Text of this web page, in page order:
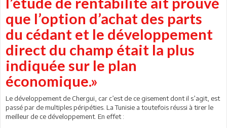
que l’option d’achat des parts
du cédant et le développement
direct du champ était la plus
indiquée sur le plan
économique.»
Le développement de Chergui, car c’est de ce gisement dont il s’agit, est
passé par de multiples péripéties. La Tunisie a toutefois réussi à tirer le
meilleur de ce développement. En effet :